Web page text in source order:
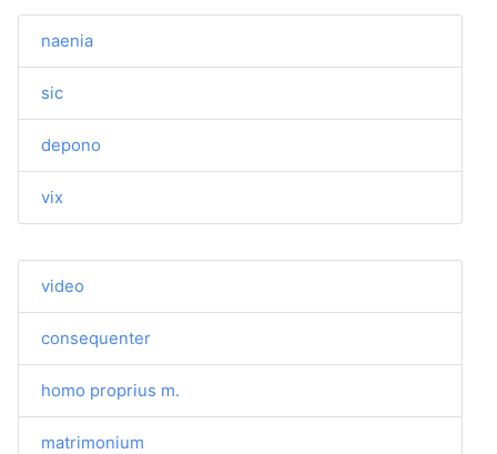
naenia
sic
depono
vix
video
consequenter
homo proprius m.
matrimonium